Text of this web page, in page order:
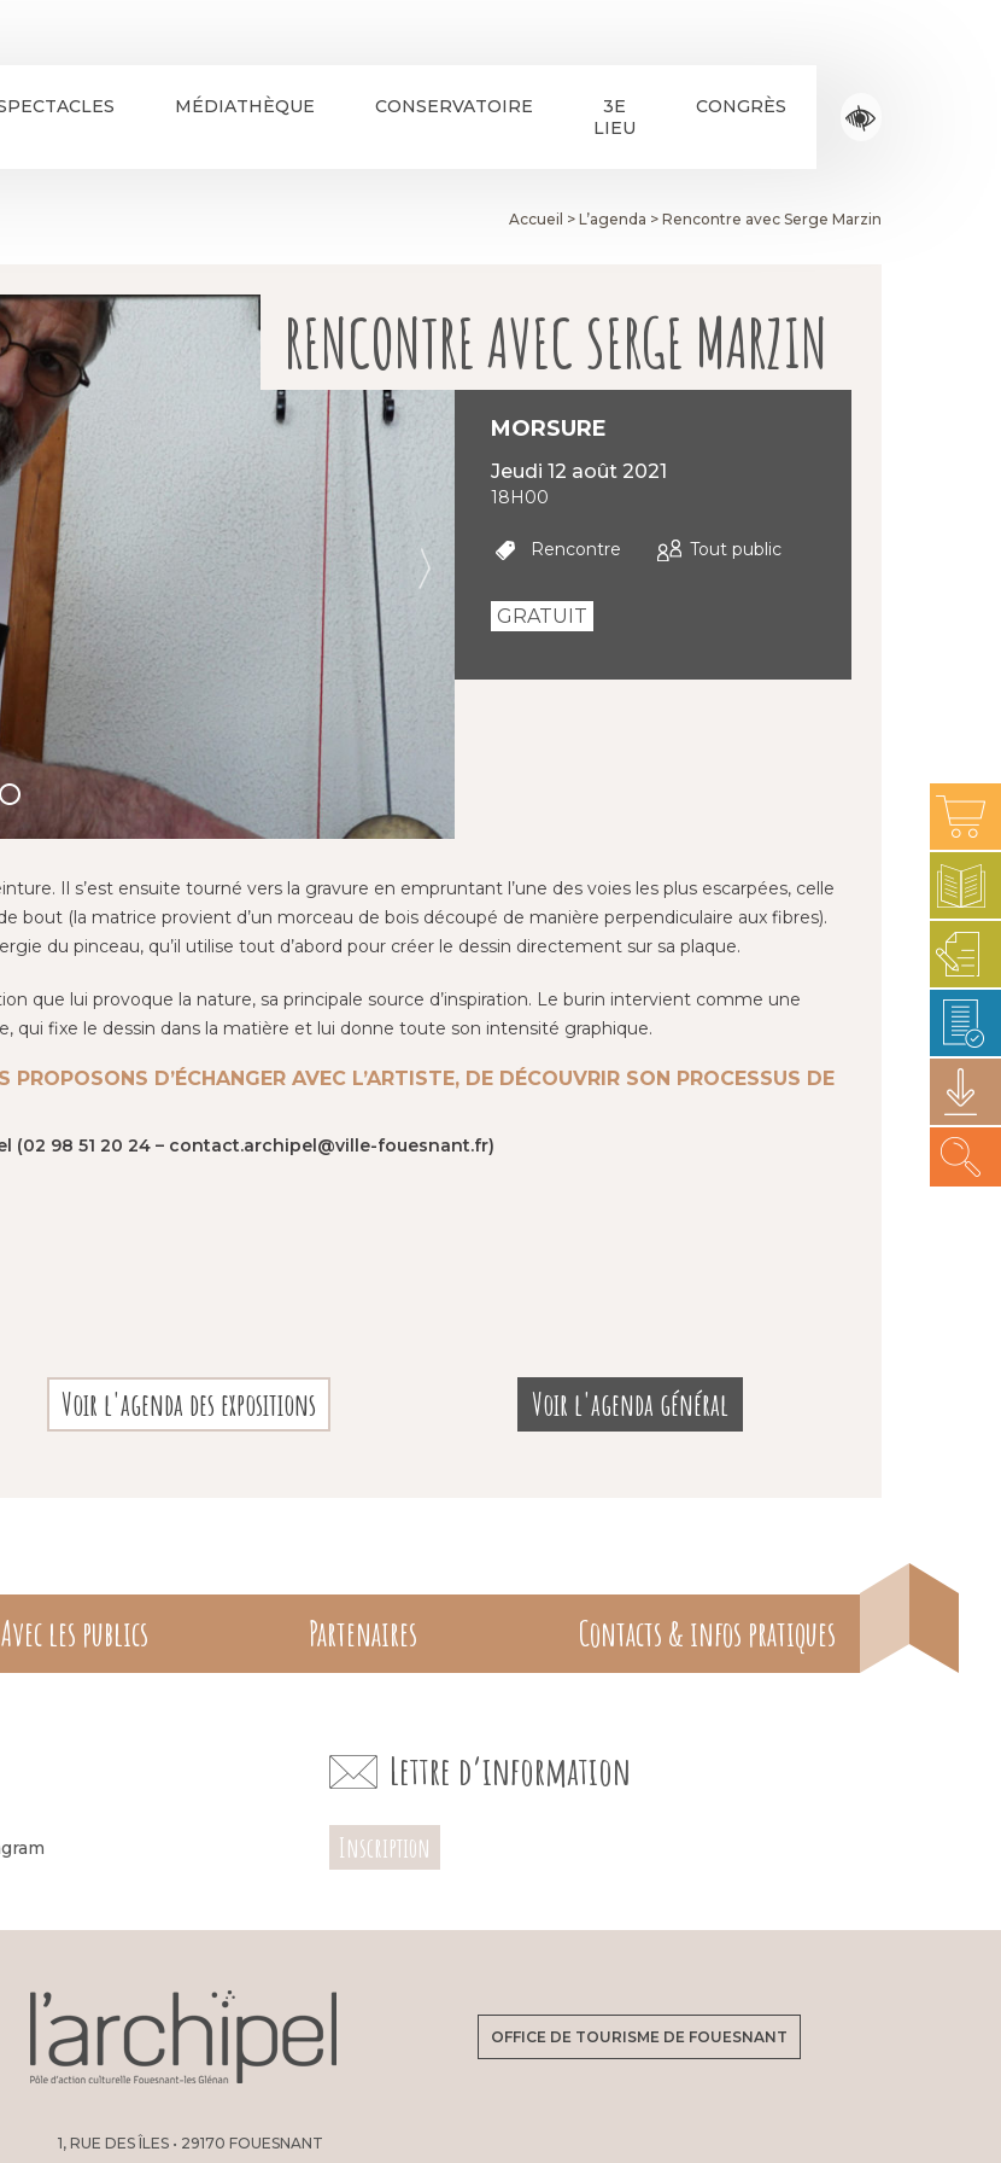
MÉDIATHÈQUE CONSERVATOIRE
3E
LIEU
CONGRÈS
Accueil > L’agenda > Rencontre avec Serge Marzin
RENCONTRE AVEC SERGE MARZIN
MORSURE
jeudi 12 août 2021
18H00
Rencontre Tout public
GRATUIT
Il s’est ensuite tourné vers la gravure en empruntant l’une des voies les plus escarpées, celle
bout (la matrice provient d’un morceau de bois découpé de manière perpendiculaire aux fibres).
du pinceau, qu’il utilise tout d’abord pour créer le dessin directement sur sa plaque.
que lui provoque la nature, sa principale source d’inspiration. Le burin intervient comme une
qui fixe le dessin dans la matière et lui donne toute son intensité graphique.
D’ÉCHANGER AVEC L’ARTISTE, DE DÉCOUVRIR SON PROCESSUS DE
(02 98 51 20 24 – contact.archipel@ville-fouesnant.fr)
Voir l'agenda des expositions Voir l'agenda général
Avec les publics Partenaires Contacts & infos pratiques
Lettre d’information
Inscription
OFFICE DE TOURISME DE FOUESNANT
1, RUE DES ÎLES • 29170 FOUESNANT